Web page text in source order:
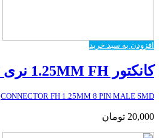
افزودن به سبد خرید
کانکتور 1.25MM FH نری 8 پین SMD
CONNECTOR FH 1.25MM 8 PIN MALE SMD
20,000 تومان